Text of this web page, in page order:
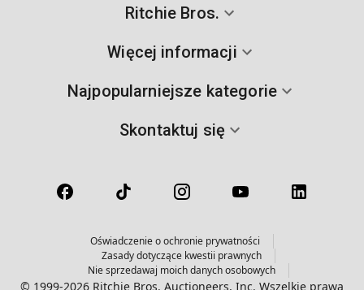
Ritchie Bros.
Więcej informacji
Najpopularniejsze kategorie
Skontaktuj się
Oświadczenie o ochronie prywatności
Zasady dotyczące kwestii prawnych
Nie sprzedawaj moich danych osobowych
© 1999-2026 Ritchie Bros. Auctioneers, Inc. Wszelkie prawa